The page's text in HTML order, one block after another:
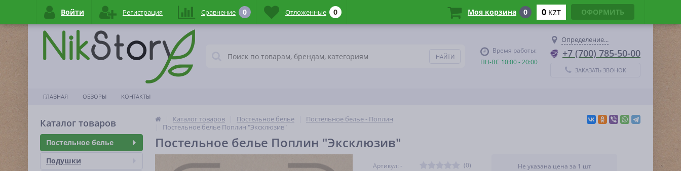
Время работы:
ПН-ВС 10:00 - 20:00
Определение...
+7 (700) 785-50-00
ЗАКАЗАТЬ ЗВОНОК
ГЛАВНАЯ ОБЗОРЫ КОНТАКТЫ
Каталог товаров
Постельное белье
Подушки
Каталог товаров Постельное белье
Постельное белье - Поплин
Постельное белье Поплин "Эксклюзив"
Постельное белье Поплин "Эксклюзив"
Артикул: - (0)
Не указана цена за 1 шт
Войти Регистрация Сравнение 0 Отложенные 0 Моя корзина 0 0 KZT ОФОРМИТЬ